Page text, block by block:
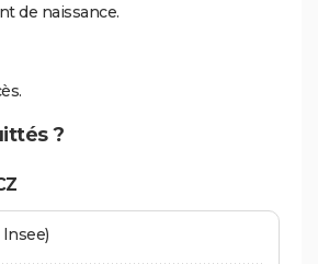
de naissance.
?